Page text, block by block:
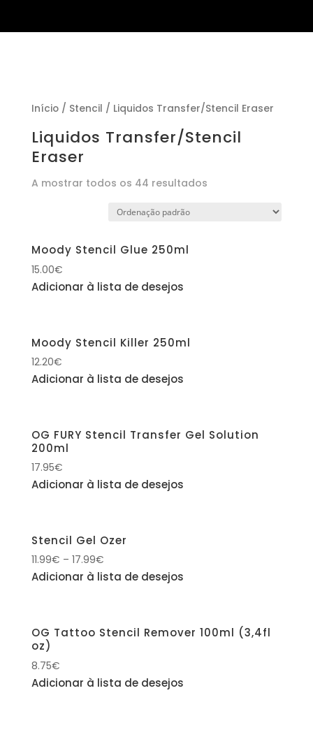
Início/ Stencil / Liquidos Transfer/Stencil Eraser
Liquidos Transfer/Stencil
Eraser
A mostrar todos os 44 resultados
Moody Stencil Glue 250ml
15.00€
Adicionar à lista de desejos
Moody Stencil Killer 250ml
12.20€
Adicionar à lista de desejos
OG FURY Stencil Transfer Gel Solution
200ml
17.95€
Adicionar à lista de desejos
Stencil Gel Ozer
11.99€ – 17.99€
Adicionar à lista de desejos
OG Tattoo Stencil Remover 100ml (3,4fl
oz)
8.75€
Adicionar à lista de desejos